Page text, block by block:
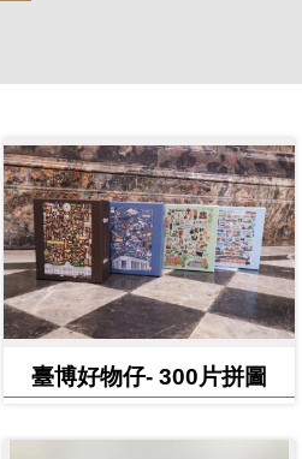
臺博好物仔- 300片拼圖